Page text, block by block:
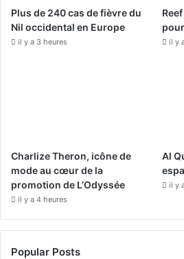
k
Plus de 240 cas de fièvre du
Nil occidental en Europe
il y a 3 heures il y
Charlize Theron, icône de
mode au cœur de la
promotion de L’Odyssée
il y a 4 heures
Al
il y
Popular Posts